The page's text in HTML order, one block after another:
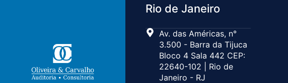
Rio de Janeiro
Av. das Américas, n°
3.500 - Barra da Tijuca
Bloco 4 Sala 442 CEP:
22640-102 | Rio de
Janeiro - RJ